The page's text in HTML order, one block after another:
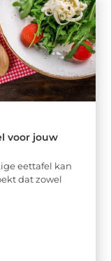
voor jouw
eettafel kan
dat zowel